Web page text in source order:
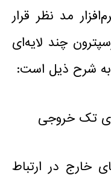
مد نظر قرار
از پرسپترون چند لایه‌ای
به شرح ذیل است:
خارج در ارتباط